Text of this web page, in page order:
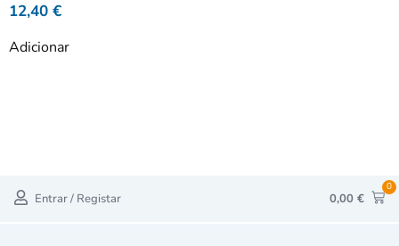
12,40 €
Adicionar
Entrar / Registar 0,00 €
0